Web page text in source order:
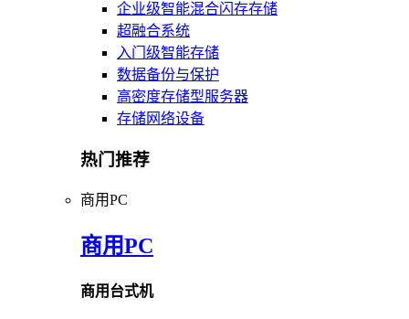
企业级智能混合闪存存储
超融合系统
入门级智能存储
数据备份与保护
高密度存储型服务器
存储网络设备
热门推荐
商用PC
商用PC
商用台式机